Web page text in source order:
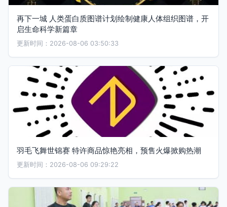
再下一城 人类蛋白质图谱计划绘制健康人体组织图谱，开
启生命科学新篇章
更新时间：2026-08-06 03:50:33
羽毛飞舞世锦赛 特许商品惊艳亮相，预售火爆掀购热潮
更新时间：2026-08-06 09:29:22